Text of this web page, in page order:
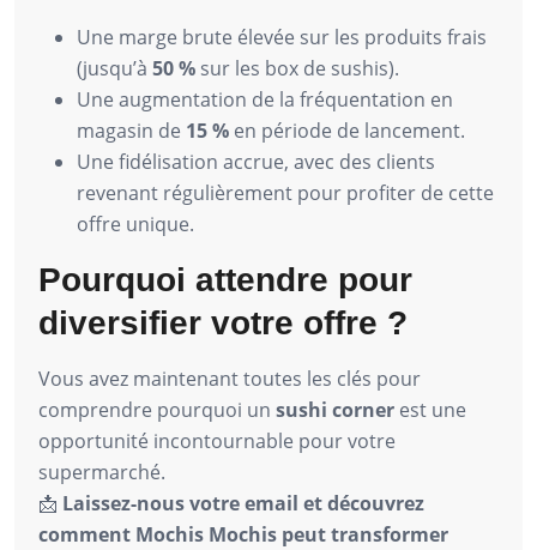
Une marge brute élevée sur les produits frais
(jusqu’à 50 % sur les box de sushis).
Une augmentation de la fréquentation en
magasin de 15 % en période de lancement.
Une fidélisation accrue, avec des clients
revenant régulièrement pour profiter de cette
offre unique.
Pourquoi attendre pour
diversifier votre offre ?
Vous avez maintenant toutes les clés pour
comprendre pourquoi un sushi corner est une
opportunité incontournable pour votre
supermarché.
📩 Laissez-nous votre email et découvrez
comment Mochis Mochis peut transformer